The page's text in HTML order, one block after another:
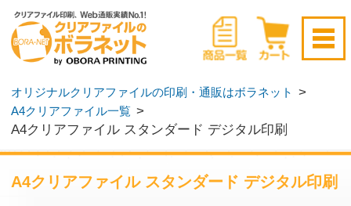
新規会員登録はこちら
ログイン ▶ 無料サンプル請求 ▶
オリジナルクリアファイルの印刷・通販はボラネット
A4クリアファイル スタンダード デジタル印刷
A4クリアファイル スタンダード デジタル印刷
価格表はこちら ▼